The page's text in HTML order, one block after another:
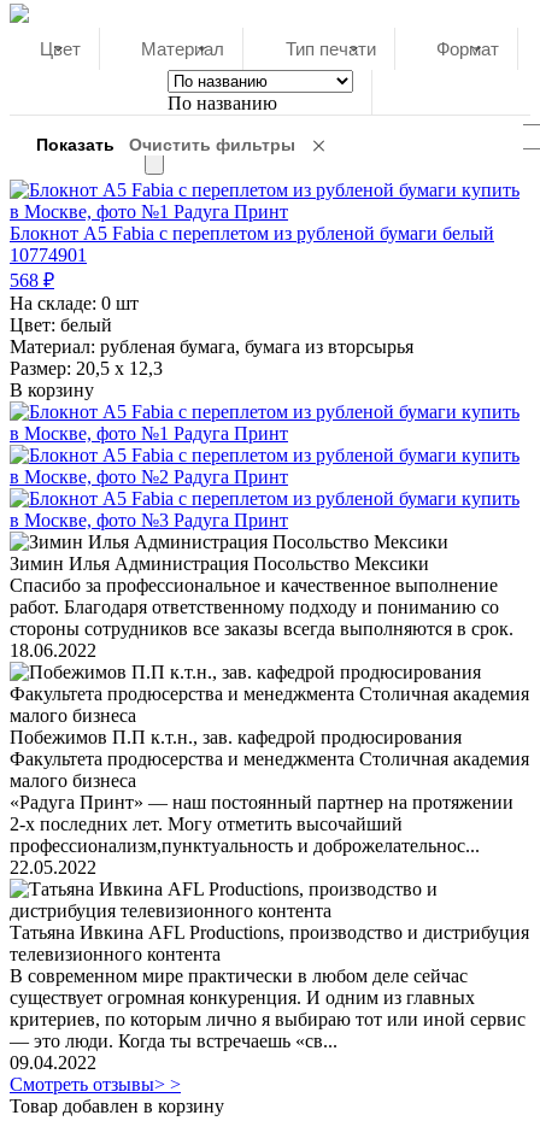
Цвет Материал Тип печати Формат
По названию
Блокнот A5 Fabia с переплетом из рубленой бумаги белый
10774901
568 ₽
На складе: 0 шт
Цвет: белый
Материал: рубленая бумага, бумага из вторсырья
Размер: 20,5 х 12,3
В корзину
Зимин Илья Администрация Посольство Мексики
Спасибо за профессиональное и качественное выполнение
работ. Благодаря ответственному подходу и пониманию со
стороны сотрудников все заказы всегда выполняются в срок.
18.06.2022
Побежимов П.П к.т.н., зав. кафедрой продюсирования
Факультета продюсерства и менеджмента Столичная академия
малого бизнеса
«Радуга Принт» — наш постоянный партнер на протяжении
2-х последних лет. Могу отметить высочайший
профессионализм,пунктуальность и доброжелательнос...
22.05.2022
Татьяна Ивкина AFL Productions, производство и дистрибуция
телевизионного контента
В современном мире практически в любом деле сейчас
существует огромная конкуренция. И одним из главных
критериев, по которым лично я выбираю тот или иной сервис
— это люди. Когда ты встречаешь «св...
09.04.2022
Смотреть отзывы> >
Товар добавлен в корзину